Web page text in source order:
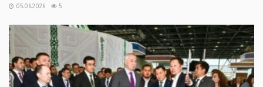
05.06.2026 5